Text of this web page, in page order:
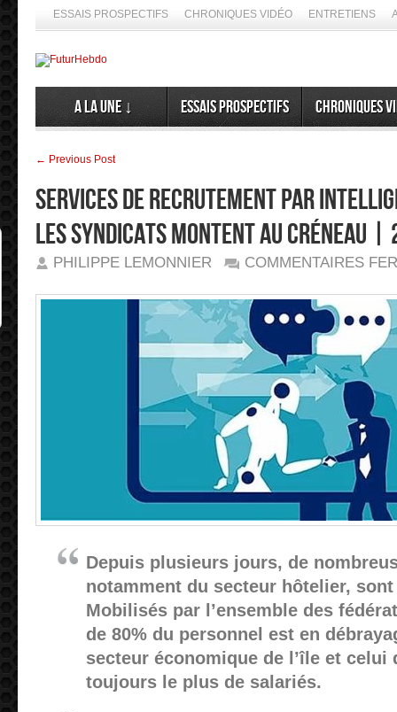
ESSAIS PROSPECTIFS CHRONIQUES VIDÉO ENTRETIENS
A la Une ↓ Essais prospectifs Chroniques
← Previous Post
Services de recrutement par
les syndicats montent au créneau |
PHILIPPE LEMONNIER COMMENTAIRES
Depuis plusieurs jours, de
notamment du secteur hôtelier,
Mobilisés par l’ensemble des
de 80% du personnel est en
secteur économique de l’île et celui
toujours le plus de salariés.